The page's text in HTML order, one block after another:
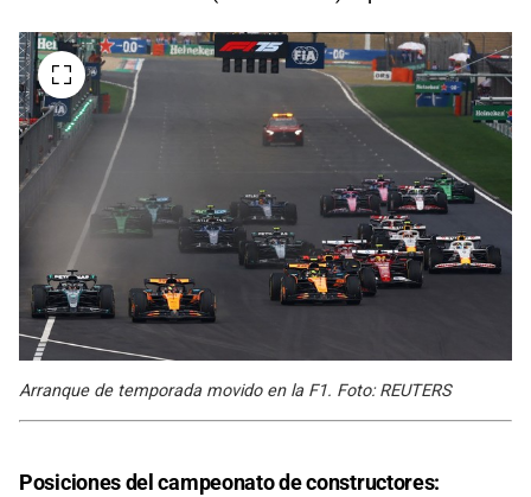
Arranque de temporada movido en la F1. Foto: REUTERS
Posiciones del campeonato de constructores: